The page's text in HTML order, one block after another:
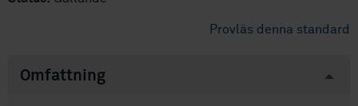
Provläs denna standard
Omfattning